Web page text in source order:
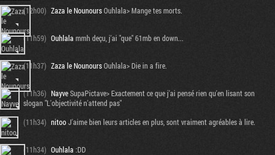
(12h00) Zaza le NounoursOuhlala> Mange tes morts.
(11h59) Ouhlala mmh deçu, j'ai "que" 61mb en down...
(11h37) Zaza le NounoursOuhlala> Die in a fire.
(11h36) NayveSupaPictave> Exactement ce que j'ai pensé rien qu'en lisant son
slogan "L'objectivité n'attend pas"
(11h34) nitooJ'aime bien leurs articles en plus, sont vraiment agréables à lire.
(11h34) Ouhlala :DD